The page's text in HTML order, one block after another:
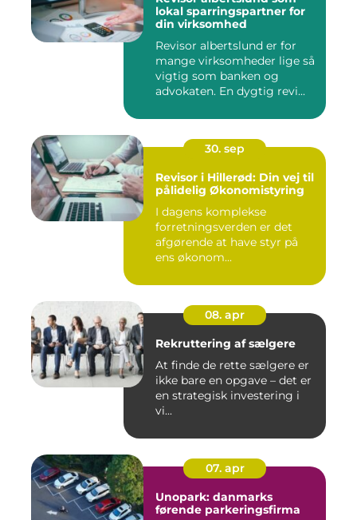
lokal sparringspartner for
din virksomhed
Revisor albertslund er for
mange virksomheder lige så
vigtig som banken og
advokaten. En dygtig revi...
30. sep
Revisor i Hillerød: Din vej til
pålidelig Økonomistyring
I dagens komplekse
forretningsverden er det
afgørende at have styr på
ens økonom...
08. apr
Rekruttering af sælgere
At finde de rette sælgere er
ikke bare en opgave – det er
en strategisk investering i
vi...
07. apr
Unopark: danmarks
førende parkeringsfirma